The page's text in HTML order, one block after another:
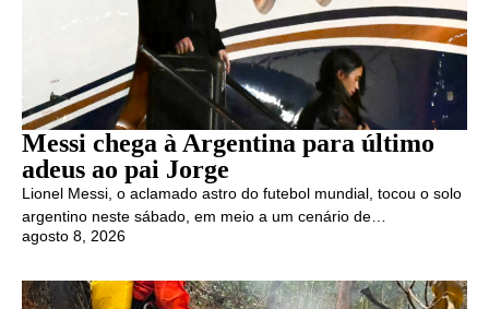
Messi chega à Argentina para último
adeus ao pai Jorge
Lionel Messi, o aclamado astro do futebol mundial, tocou o solo
argentino neste sábado, em meio a um cenário de…
agosto 8, 2026